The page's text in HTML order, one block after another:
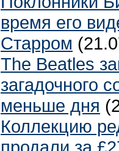
время его
Старром
The Beatles
загадочного
меньше дня
Коллекцию
продали за